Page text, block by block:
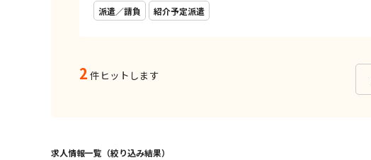
派遣／請負 紹介予定派遣
2 件ヒットします
求人情報一覧（絞り込み結果）